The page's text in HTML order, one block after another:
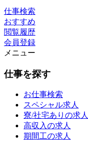
仕事検索
おすすめ
閲覧履歴
会員登録
メニュー
仕事を探す
お仕事検索
スペシャル求人
寮/社宅ありの求人
高収入の求人
期間工の求人